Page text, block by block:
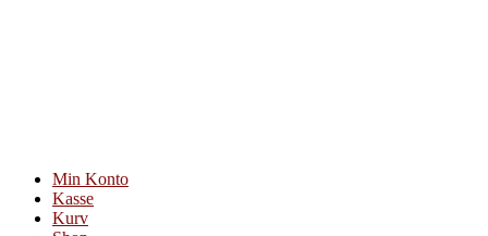
Min Konto
Kasse
Kurv